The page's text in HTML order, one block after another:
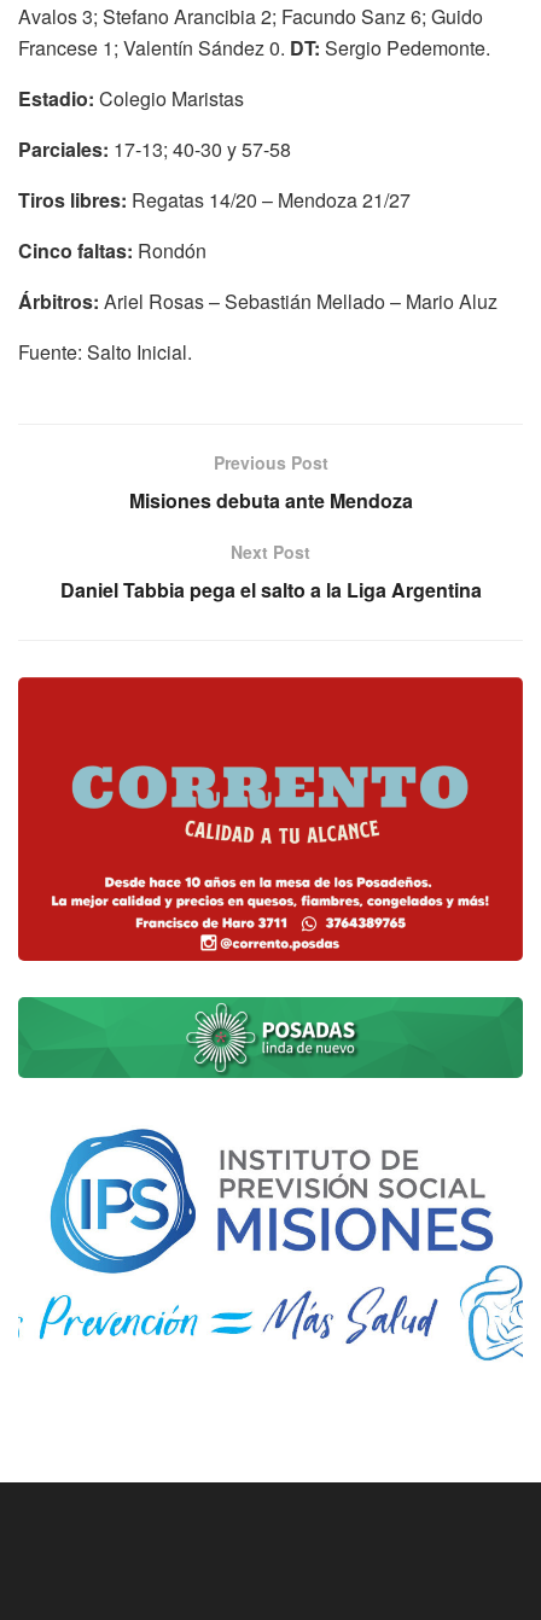
Avalos 3; Stefano Arancibia 2; Facundo Sanz 6; Guido
Francese 1; Valentín Sández 0. DT: Sergio Pedemonte.
Estadio: Colegio Maristas
Parciales: 17-13; 40-30 y 57-58
Tiros libres: Regatas 14/20 – Mendoza 21/27
Cinco faltas: Rondón
Árbitros: Ariel Rosas – Sebastián Mellado – Mario Aluz
Fuente: Salto Inicial.
Previous Post
Misiones debuta ante Mendoza
Next Post
Daniel Tabbia pega el salto a la Liga Argentina